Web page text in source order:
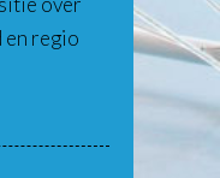
en regio